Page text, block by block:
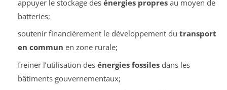
appuyer le stockage des énergies propresau moyen de
batteries;
soutenir financièrement le développement du transport
en commun en zone rurale;
freiner l’utilisation des énergies fossilesdans les
bâtiments gouvernementaux;